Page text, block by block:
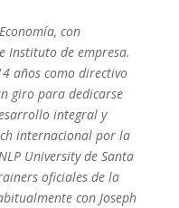
con
Instituto de empresa.
años como directivo
giro para dedicarse
integral y
internacional por la
University de Santa
oficiales de la
con Joseph